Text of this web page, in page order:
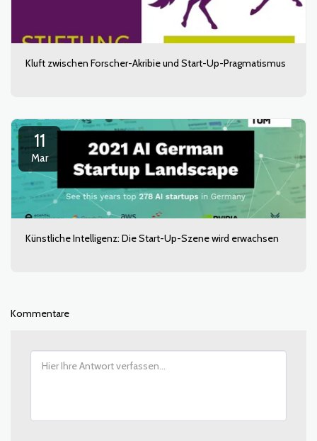
Kluft zwischen Forscher-Akribie und Start-Up-Pragmatismus
11
Mar
Künstliche Intelligenz: Die Start-Up-Szene wird erwachsen
Kommentare